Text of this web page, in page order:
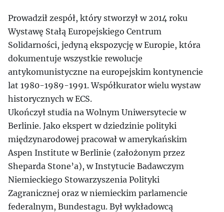
Prowadził zespół, który stworzył w 2014 roku
Wystawę Stałą Europejskiego Centrum
Solidarności, jedyną ekspozycję w Europie, która
dokumentuje wszystkie rewolucje
antykomunistyczne na europejskim kontynencie
lat 1980-1989-1991. Współkurator wielu wystaw
historycznych w ECS.
Ukończył studia na Wolnym Uniwersytecie w
Berlinie. Jako ekspert w dziedzinie polityki
międzynarodowej pracował w amerykańskim
Aspen Institute w Berlinie (założonym przez
Sheparda Stone’a), w Instytucie Badawczym
Niemieckiego Stowarzyszenia Polityki
Zagranicznej oraz w niemieckim parlamencie
federalnym, Bundestagu. Był wykładowcą